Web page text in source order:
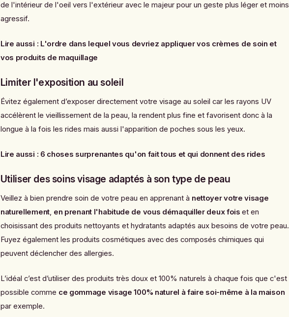
de l'intérieur de l'oeil vers l'extérieur avec le majeur pour un geste plus léger et moins
agressif.
Lire aussi : L'ordre dans lequel vous devriez appliquer vos crèmes de soin et
vos produits de maquillage
Limiter l'exposition au soleil
Évitez également d’exposer directement votre visage au soleil car les rayons UV
accélèrent le vieillissement de la peau, la rendent plus fine et favorisent donc à la
longue à la fois les rides mais aussi l'apparition de poches sous les yeux.
Lire aussi : 6 choses surprenantes qu'on fait tous et qui donnent des rides
Utiliser des soins visage adaptés à son type de peau
Veillez à bien prendre soin de votre peau en apprenant à nettoyer votre visage
naturellement, en prenant l'habitude de vous démaquiller deux fois et en
choisissant des produits nettoyants et hydratants adaptés aux besoins de votre peau.
Fuyez également les produits cosmétiques avec des composés chimiques qui
peuvent déclencher des allergies.
L’idéal c’est d’utiliser des produits très doux et 100% naturels à chaque fois que c'est
possible comme ce gommage visage 100% naturel à faire soi-même à la maison
par exemple.